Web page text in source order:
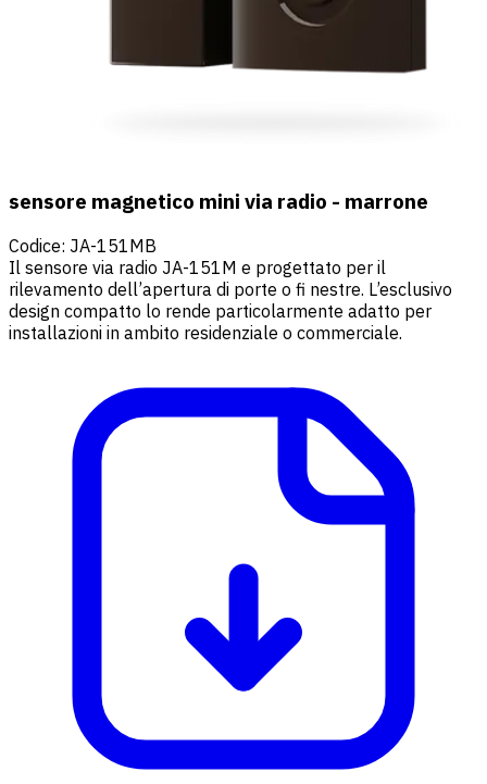
sensore magnetico mini via radio - marrone
Codice: JA-151MB
Il sensore via radio JA-151M e progettato per il
rilevamento dell’apertura di porte o fi nestre. L’esclusivo
design compatto lo rende particolarmente adatto per
installazioni in ambito residenziale o commerciale.